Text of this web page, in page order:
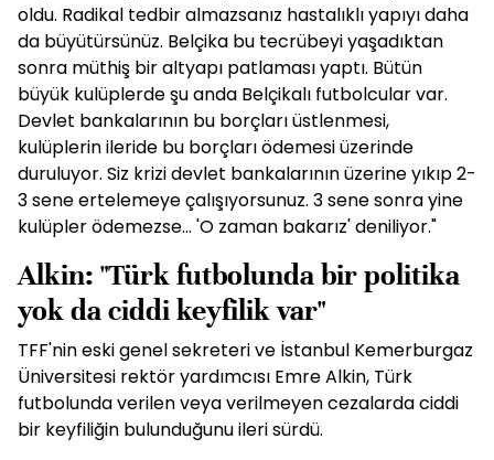
oldu. Radikal tedbir almazsanız hastalıklı yapıyı daha
da büyütürsünüz. Belçika bu tecrübeyi yaşadıktan
sonra müthiş bir altyapı patlaması yaptı. Bütün
büyük kulüplerde şu anda Belçikalı futbolcular var.
Devlet bankalarının bu borçları üstlenmesi,
kulüplerin ileride bu borçları ödemesi üzerinde
duruluyor. Siz krizi devlet bankalarının üzerine yıkıp 2-
3 sene ertelemeye çalışıyorsunuz. 3 sene sonra yine
kulüpler ödemezse... 'O zaman bakarız' deniliyor."
Alkin: "Türk futbolunda bir politika
yok da ciddi keyfilik var"
TFF'nin eski genel sekreteri ve İstanbul Kemerburgaz
Üniversitesi rektör yardımcısı Emre Alkin, Türk
futbolunda verilen veya verilmeyen cezalarda ciddi
bir keyfiliğin bulunduğunu ileri sürdü.